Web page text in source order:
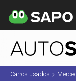
Carros usados